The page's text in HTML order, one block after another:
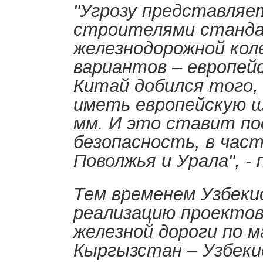
"Угрозу
строителями
железнодорожной
вариантов –
Китай добился
иметь европейскую
мм. И это ставит
безопасность, в
Поволжья и Урала", -
Тем временем
реализацию
железной дороги по
Кыргызстан –